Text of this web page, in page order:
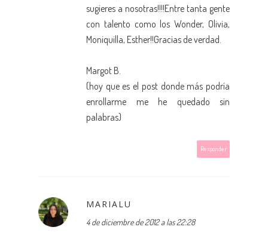
sugieres a nosotras!!!!Entre tanta gente
con talento como los Wonder, Olivia,
Moniquilla, Esther!!Gracias de verdad.
Margot B.
(hoy que es el post donde más podría
enrollarme me he quedado sin
palabras)
Responder
MARIALU
4 de diciembre de 2012 a las 22:28